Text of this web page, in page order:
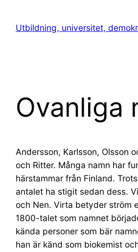
innehållUtbildning, universitet,
Ovanliga
Andersson, Karlsson, Olsson
och Ritter. Många namn har
härstammar från Finland.
antalet ha stigit sedan dess.
och Nen. Virta betyder ström
1800-talet som namnet
kända personer som bär
han är känd som biokemist